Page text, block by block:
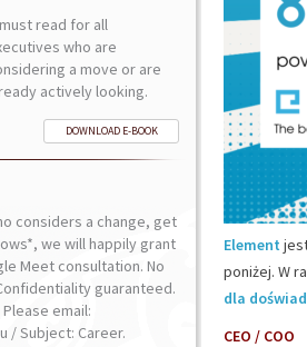
Element
poniżej. W
dla
CEO / COO
read for all
who are
a move or are
actively looking.
DOWNLOAD E-BOOK
considers a change, get
we will happily grant
Meet consultation. No
guaranteed.
email:
/ Subject: Career.